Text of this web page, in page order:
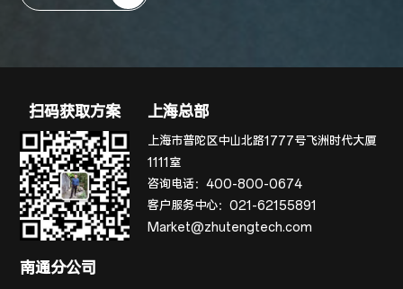
扫码获取方案 上海总部
上海市普陀区中山北路1777号飞洲时代大厦
1111室
咨询电话：400-800-0674
客户服务中心：021-62155891
Market@zhutengtech.com
南通分公司